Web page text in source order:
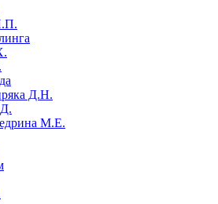
Д.Н.
М.Е.